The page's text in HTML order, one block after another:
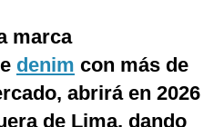
marca
denim con más de
abrirá en 2026
de Lima, dando